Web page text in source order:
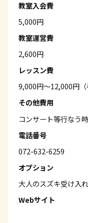
教室入会費
5,000円
教室運営費
2,600円
レッスン費
9,000円～12,000円（
その他費用
コンサート等行なう
電話番号
072-632-6259
オプション
大人のスズキ受け入
Webサイト